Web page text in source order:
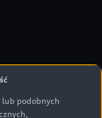
lub podobnych